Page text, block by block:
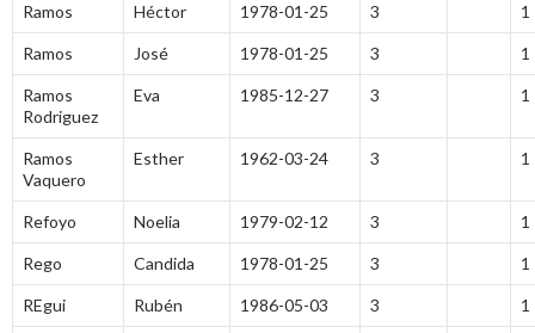
Ramos Héctor 1978-01-25 3 1
Ramos José 1978-01-25 3 1
Ramos
Rodriguez
Eva 1985-12-27 3 1
Ramos
Vaquero
Esther 1962-03-24 3 1
Refoyo Noelia 1979-02-12 3 1
Rego Candida 1978-01-25 3 1
REgui Rubén 1986-05-03 3 1